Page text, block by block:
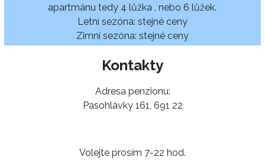
apartmánu tedy 4 lůžka , nebo 6 lůžek.
Letní sezóna: stejné ceny
Zimní sezóna: stejné ceny
Kontakty
Adresa penzionu:
Pasohlávky 161, 691 22
Volejte prosím 7-22 hod.